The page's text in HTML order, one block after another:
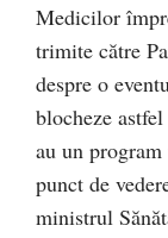
Medicilor
trimite către
despre o
blocheze
au un
punct de
ministrul